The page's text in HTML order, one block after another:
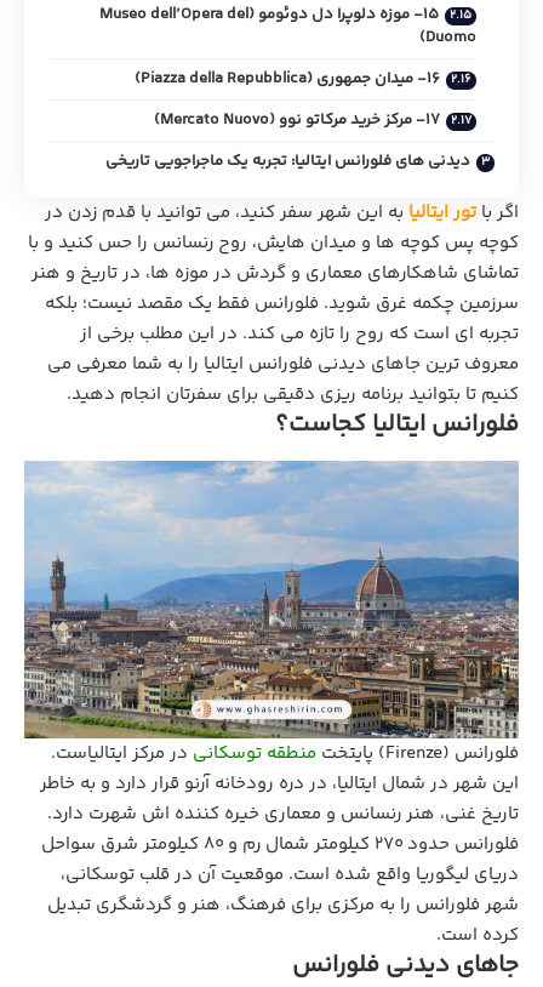
15- موزه دلوپرا دل دوئومو (Museo dell’Opera del
Duomo)
16- میدان جمهوری (Piazza della Repubblica)
17- مرکز خرید مرکاتو نوو (Mercato Nuovo)
دیدنی های فلورانس ایتالیا: تجربه یک ماجراجویی تاریخی
اگر باتور ایتالیا به این شهر سفر کنید، می توانید با قدم زدن در
کوچه پس کوچه ها و میدان هایش، روح رنسانس را حس کنید و با
تماشای شاهکارهای معماری و گردش در موزه ها، در تاریخ و هنر
سرزمین چکمه غرق شوید. فلورانس فقط یک مقصد نیست؛ بلکه
تجربه‌ ای است که روح را تازه می کند. در این مطلب برخی از
معروف ترین جاهای دیدنی فلورانس ایتالیا را به شما معرفی می
کنیم تا بتوانید برنامه ریزی دقیقی برای سفرتان انجام دهید.
فلورانس ایتالیا کجاست؟
فلورانس (Firenze) پایتخت منطقه توسکانی در مرکز ایتالیاست.
این شهر در شمال ایتالیا، در دره رودخانه آرنو قرار دارد و به خاطر
تاریخ غنی، هنر رنسانس و معماری خیره‌ کننده‌ اش شهرت دارد.
فلورانس حدود 270 کیلومتر شمال رم و 80 کیلومتر شرق سواحل
دریای لیگوریا واقع شده است. موقعیت آن در قلب توسکانی،
شهر فلورانس را به مرکزی برای فرهنگ، هنر و گردشگری تبدیل
کرده است.
جاهای دیدنی فلورانس